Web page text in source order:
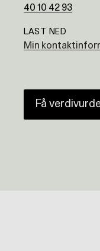
40 10 42 93
LAST NED
Min
Få